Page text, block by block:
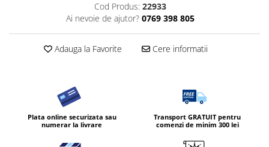
Cod Produs: 22933
Ai nevoie de ajutor? 0769 398 805
Adauga la Favorite Cere informatii
Plata online securizata sau
numerar la livrare
Transport GRATUIT pentru
comenzi de minim 300 lei